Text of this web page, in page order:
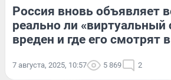
Россия вновь объявляет
реально ли «виртуальный
вреден и где его смотрят
7 августа, 2025, 10:57 5 869 2